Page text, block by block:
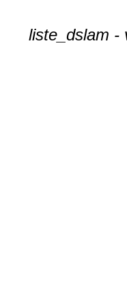
liste_dslam -